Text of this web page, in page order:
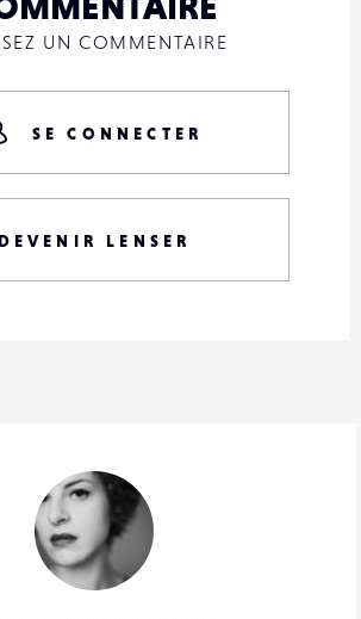
UN COMMENTAIRE
SE CONNECTER
DEVENIR LENSER